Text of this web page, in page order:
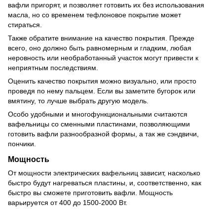
вафли пригорят, и позволяет готовить их без использования
масла, но со временем тефлоновое покрытие может
стираться.
Также обратите внимание на качество покрытия. Прежде
всего, оно должно быть равномерным и гладким, любая
неровность или необработанный участок могут привести к
неприятным последствиям.
Оценить качество покрытия можно визуально, или просто
проведя по нему пальцем. Если вы заметите бугорок или
вмятину, то лучше выбрать другую модель.
Особо удобными и многофункциональными считаются
вафельницы со сменными пластинами, позволяющими
готовить вафли разнообразной формы, а так же сэндвичи,
пончики.
Мощность
От мощности электрических вафельниц зависит, насколько
быстро будут нагреваться пластины, и, соответственно, как
быстро вы сможете приготовить вафли. Мощность
варьируется от 400 до 1500-2000 Вт.